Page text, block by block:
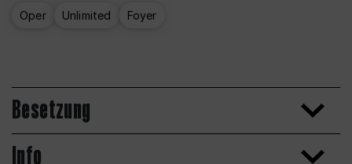
Oper Unlimited Foyer
Besetzung